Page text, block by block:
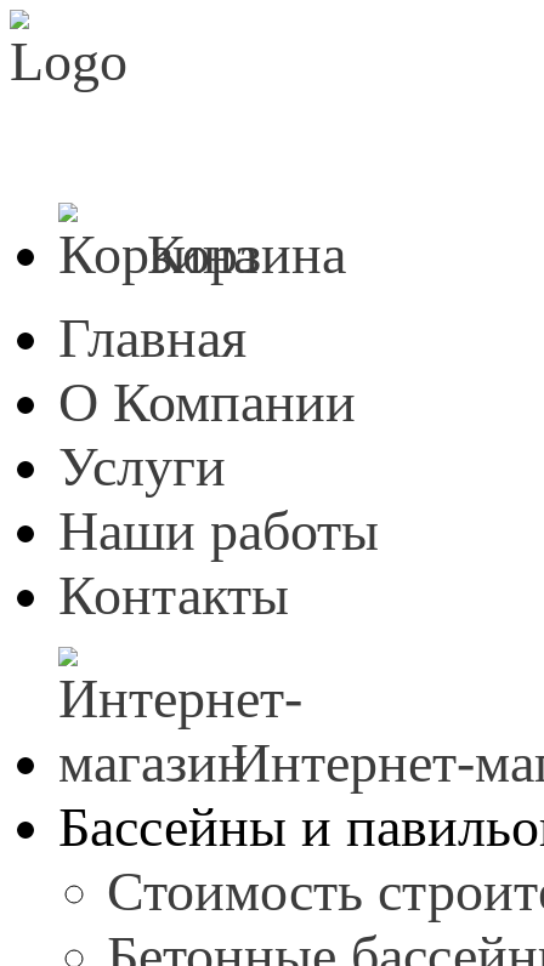
Корзина
Главная
О Компании
Услуги
Наши работы
Контакты
Интернет-
Бассейны и
Стоимость